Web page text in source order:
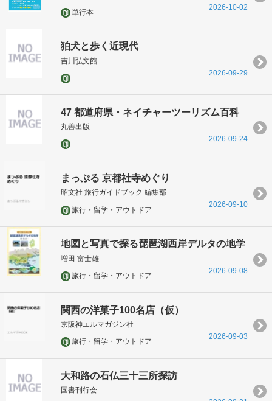
単行本
2026-10-02
狛犬と歩く近現代
吉川弘文館
2026-09-29
47 都道府県・ネイチャーツーリズム百科
丸善出版
2026-09-24
まっぷる 京都社寺めぐり
昭文社 旅行ガイドブック 編集部
旅行・留学・アウトドア
2026-09-10
地図と写真で探る琵琶湖西岸デルタの地学
増田 富士雄
旅行・留学・アウトドア
2026-09-08
関西の洋菓子100名店（仮）
京阪神エルマガジン社
旅行・留学・アウトドア
2026-09-03
大和路の石仏三十三所探訪
国書刊行会